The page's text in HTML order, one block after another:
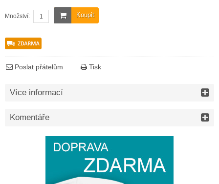
Koupit
Množství:
Poslat přátelům Tisk
Více informací
Komentáře